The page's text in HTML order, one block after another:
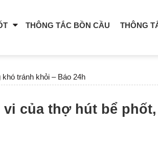
THÔNG TẮC BỒN CẦU THÔNG
tránh khỏi – Báo 24h
của thợ hút bể